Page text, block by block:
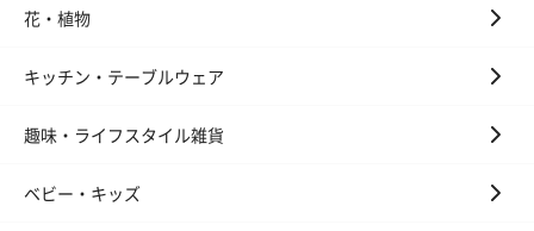
花・植物
キッチン・テーブルウェア
趣味・ライフスタイル雑貨
ベビー・キッズ